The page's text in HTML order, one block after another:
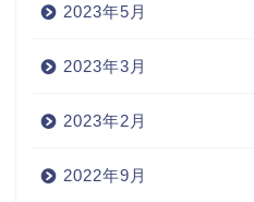
2023年5月
2023年3月
2023年2月
2022年9月